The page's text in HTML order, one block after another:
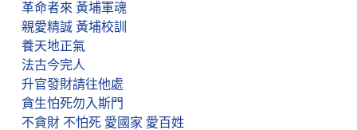
革命者來 黃埔軍魂
親愛精誠 黃埔校訓
養天地正氣
法古今完人
升官發財請往他處
貪生怕死勿入斯門
不貪財 不怕死 愛國家 愛百姓